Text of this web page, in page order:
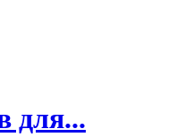
для...